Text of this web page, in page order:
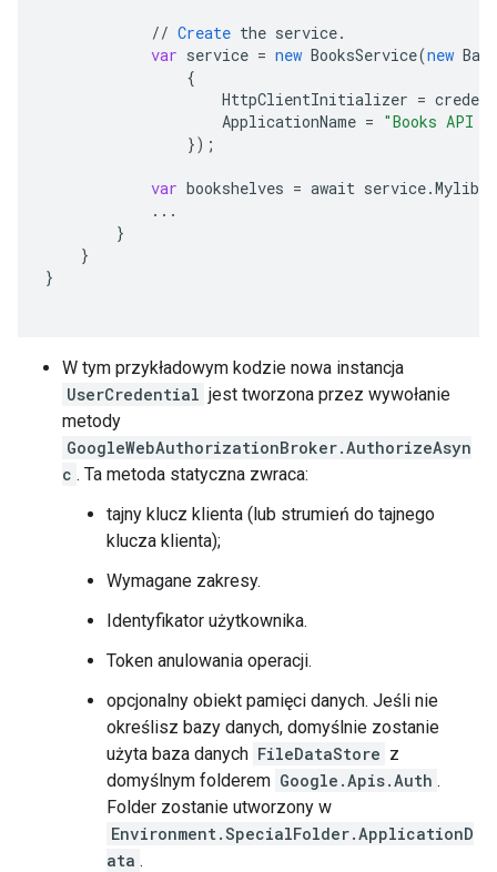
// Create the service.
var service = new BooksService(new
{
HttpClientInitializer =
ApplicationName = "Books API
});
var bookshelves = await service.
...
}
}
}
W tym przykładowym kodzie nowa instancja
UserCredential jest tworzona przez wywołanie
metody
GoogleWebAuthorizationBroker.AuthorizeAsyn
c . Ta metoda statyczna zwraca:
tajny klucz klienta (lub strumień do tajnego
klucza klienta);
Wymagane zakresy.
Identyfikator użytkownika.
Token anulowania operacji.
opcjonalny obiekt pamięci danych. Jeśli nie
określisz bazy danych, domyślnie zostanie
użyta baza danych FileDataStore z
domyślnym folderem Google.Apis.Auth .
Folder zostanie utworzony w
Environment.SpecialFolder.ApplicationD
ata .